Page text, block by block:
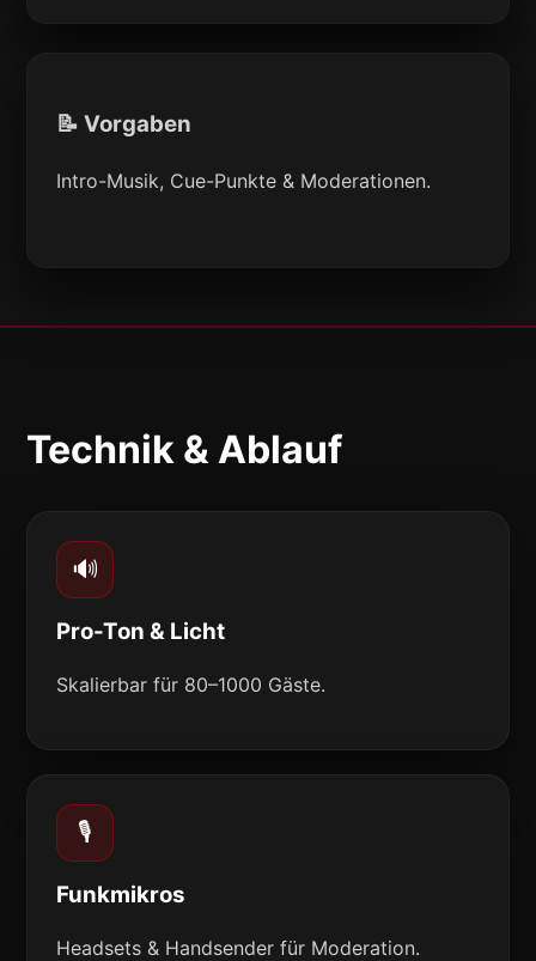
📝 Vorgaben
Intro-Musik, Cue-Punkte & Moderationen.
Technik & Ablauf
🔊
Pro-Ton & Licht
Skalierbar für 80–1000 Gäste.
🎙️
Funkmikros
Headsets & Handsender für Moderation.